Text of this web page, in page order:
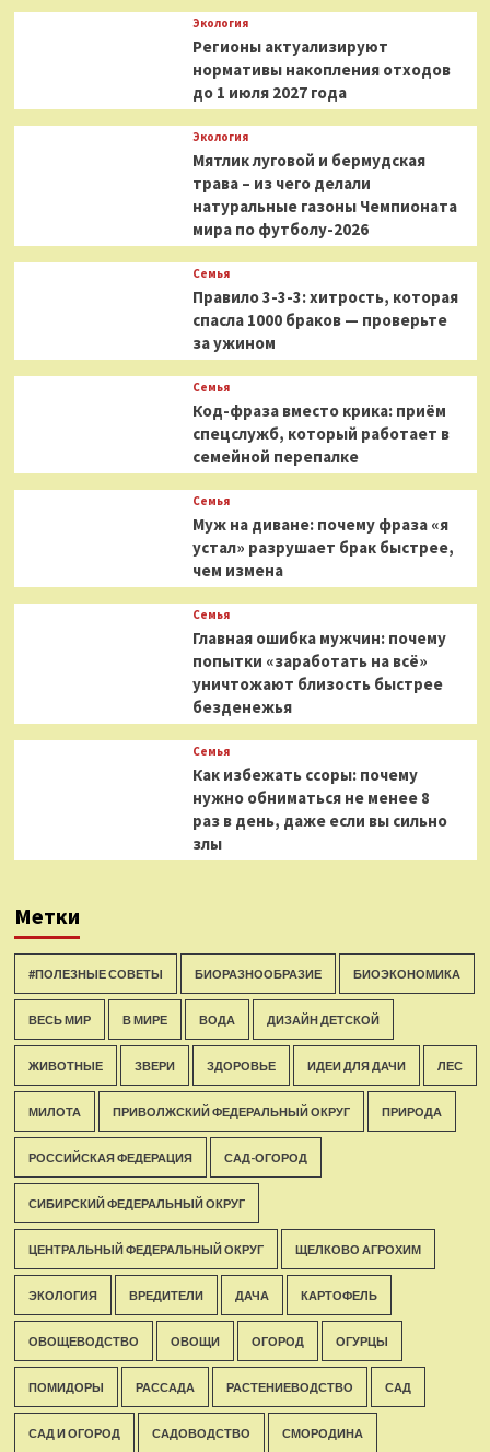
Экология
Регионы актуализируют
нормативы накопления отходов
до 1 июля 2027 года
Экология
Мятлик луговой и бермудская
трава – из чего делали
натуральные газоны Чемпионата
мира по футболу-2026
Семья
Правило 3-3-3: хитрость, которая
спасла 1000 браков — проверьте
за ужином
Семья
Код-фраза вместо крика: приём
спецслужб, который работает в
семейной перепалке
Семья
Муж на диване: почему фраза «я
устал» разрушает брак быстрее,
чем измена
Семья
Главная ошибка мужчин: почему
попытки «заработать на всё»
уничтожают близость быстрее
безденежья
Семья
Как избежать ссоры: почему
нужно обниматься не менее 8
раз в день, даже если вы сильно
злы
Метки
#ПОЛЕЗНЫЕ СОВЕТЫ БИОРАЗНООБРАЗИЕ БИОЭКОНОМИКА
ВЕСЬ МИР В МИРЕ ВОДА ДИЗАЙН ДЕТСКОЙ
ЖИВОТНЫЕ ЗВЕРИ ЗДОРОВЬЕ ИДЕИ ДЛЯ ДАЧИ ЛЕС
МИЛОТА ПРИВОЛЖСКИЙ ФЕДЕРАЛЬНЫЙ ОКРУГ ПРИРОДА
РОССИЙСКАЯ ФЕДЕРАЦИЯ САД-ОГОРОД
СИБИРСКИЙ ФЕДЕРАЛЬНЫЙ ОКРУГ
ЦЕНТРАЛЬНЫЙ ФЕДЕРАЛЬНЫЙ ОКРУГ ЩЕЛКОВО АГРОХИМ
ЭКОЛОГИЯ ВРЕДИТЕЛИ ДАЧА КАРТОФЕЛЬ
ОВОЩЕВОДСТВО ОВОЩИ ОГОРОД ОГУРЦЫ
ПОМИДОРЫ РАССАДА РАСТЕНИЕВОДСТВО САД
САД И ОГОРОД САДОВОДСТВО СМОРОДИНА